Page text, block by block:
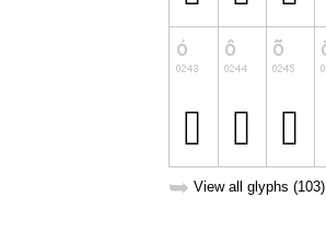
➥ View all glyphs (103)